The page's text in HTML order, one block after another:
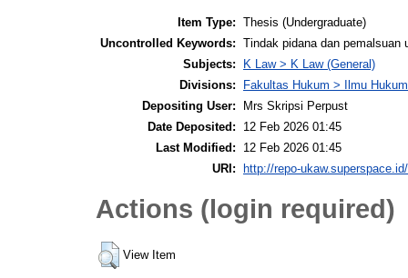
Item Type: Thesis (Undergraduate)
Uncontrolled Keywords: Tindak pidana dan pemalsuan
Subjects:
K Law > K Law (General)
Divisions:
Fakultas Hukum > Ilmu Hukum
Depositing User:
Mrs Skripsi Perpust
Date Deposited:
12 Feb 2026 01:45
Last Modified:
12 Feb 2026 01:45
URI:
http://repo-
Actions (login required)
View Item